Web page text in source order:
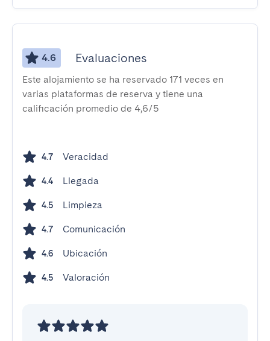
4.6 Evaluaciones
Este alojamiento se ha reservado 171 veces en
varias plataformas de reserva y tiene una
calificación promedio de 4,6/5
4.7 Veracidad
4.4 Llegada
4.5 Limpieza
4.7 Comunicación
4.6 Ubicación
4.5 Valoración